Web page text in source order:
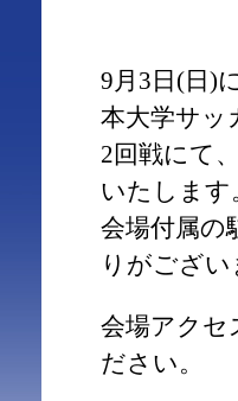
9月3日(日)
本大学サッ
2回戦にて
いたします
会場付属の
りがござ
会場アクセ
ださい。